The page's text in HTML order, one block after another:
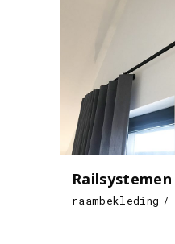
Railsystemen
raambekleding